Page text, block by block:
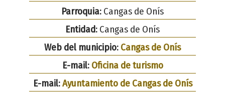
Parroquia: Cangas de Onís
Entidad: Cangas de Onís
Web del municipio: Cangas de Onís
E-mail: Oficina de turismo
E-mail:Ayuntamiento de Cangas de Onís